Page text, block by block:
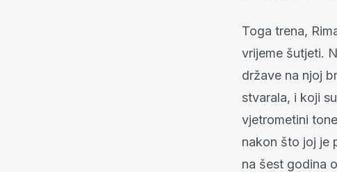
Toga trena,
vrijeme šutjeti.
države na njoj
stvarala, i koji
vjetrometini
nakon što joj je
na šest godina